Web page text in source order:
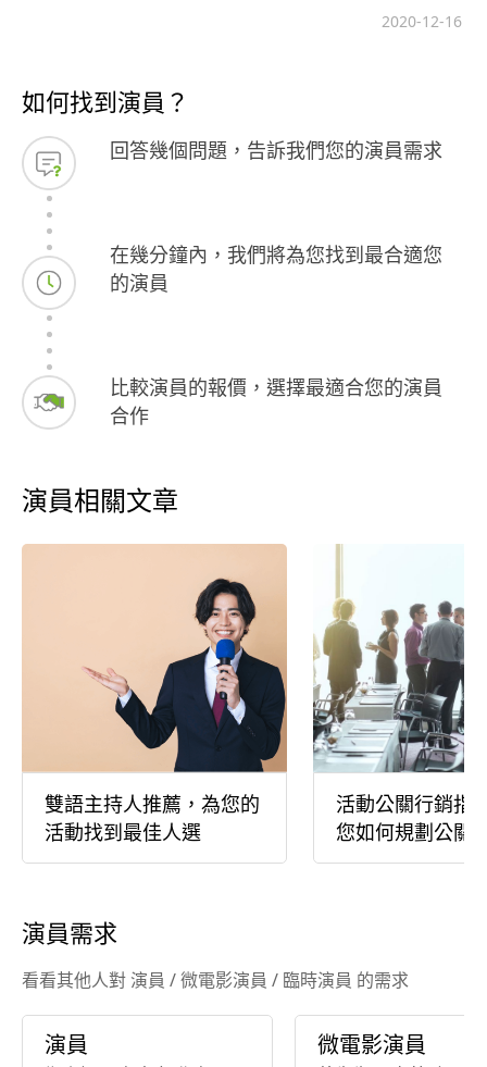
2020-12-16
如何找到演員？
回答幾個問題，告訴我們您的演員需求
在幾分鐘內，我們將為您找到最合適您
的演員
比較演員的報價，選擇最適合您的演員
合作
演員相關文章
雙語主持人推薦，為您的
活動找到最佳人選
活動公關行銷指
您如何規劃公關
演員需求
看看其他人對 演員 / 微電影演員 / 臨時演員 的需求
演員 微電影演員